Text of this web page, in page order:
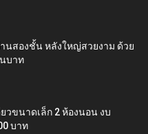
านสองชั้น หลังใหญ่สวยงาม ด้วย
บาท
วขนาดเล็ก 2 ห้องนอน งบ
บาท